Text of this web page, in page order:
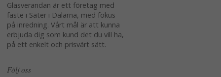
Glasverandan är ett företag med
fäste i Säter i Dalarna, med fokus
på inredning. Vårt mål är att kunna
erbjuda dig som kund det du vill ha,
på ett enkelt och prisvärt sätt.
Följ oss